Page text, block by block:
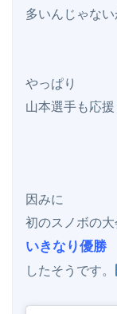
多いんじゃない
やっぱり
山本選手も応援
因みに
いきなり優勝
したそうです。